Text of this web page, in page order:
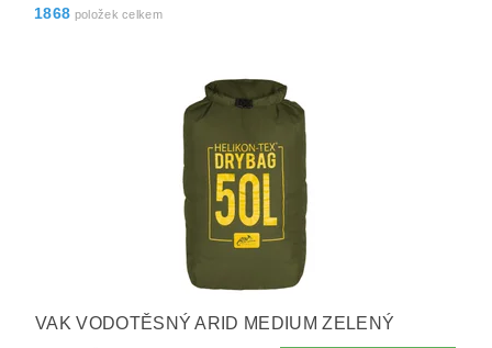
1868 položek celkem
VAK VODOTĚSNÝ ARID MEDIUM ZELENÝ